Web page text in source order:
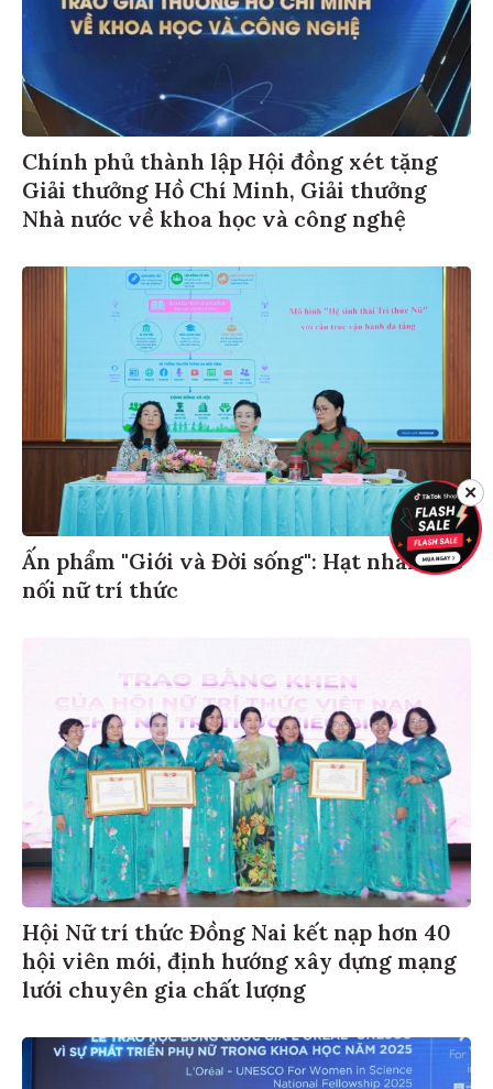
Chính phủ thành lập Hội đồng xét tặng
Giải thưởng Hồ Chí Minh, Giải thưởng
Nhà nước về khoa học và công nghệ
Ấn phẩm "Giới và Đời sống": Hạt nhân kết
nối nữ trí thức
Hội Nữ trí thức Đồng Nai kết nạp hơn 40
hội viên mới, định hướng xây dựng mạng
lưới chuyên gia chất lượng
✕